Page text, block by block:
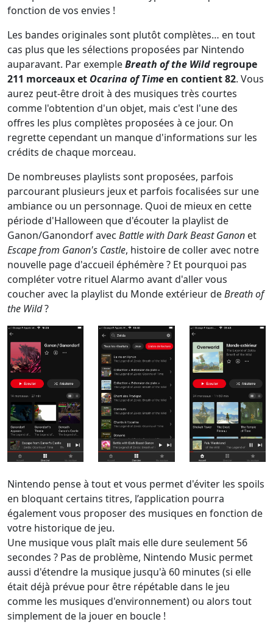
fonction de vos envies !
Les bandes originales sont plutôt complètes… en tout
cas plus que les sélections proposées par Nintendo
auparavant. Par exempleBreath of the Wild regroupe
211 morceaux et Ocarina of Timeen contient 82. Vous
aurez peut-être droit à des musiques très courtes
comme l'obtention d'un objet, mais c'est l'une des
offres les plus complètes proposées à ce jour. On
regrette cependant un manque d'informations sur les
crédits de chaque morceau.
De nombreuses playlists sont proposées, parfois
parcourant plusieurs jeux et parfois focalisées sur une
ambiance ou un personnage. Quoi de mieux en cette
période d'Halloween que d'écouter la playlist de
Ganon/Ganondorf avec Battle with Dark Beast Ganon et
Escape from Ganon's Castle, histoire de coller avec notre
nouvelle page d'accueil éphémère ? Et pourquoi pas
compléter votre rituel Alarmo avant d'aller vous
coucher avec la playlist du Monde extérieur deBreath of
the Wild?
Nintendo pense à tout et vous permet d'éviter les spoils
en bloquant certains titres, l’application pourra
également vous proposer des musiques en fonction de
votre historique de jeu.
Une musique vous plaît mais elle dure seulement 56
secondes ? Pas de problème, Nintendo Music permet
aussi d'étendre la musique jusqu'à 60 minutes (si elle
était déjà prévue pour être répétable dans le jeu
comme les musiques d'environnement) ou alors tout
simplement de la jouer en boucle !